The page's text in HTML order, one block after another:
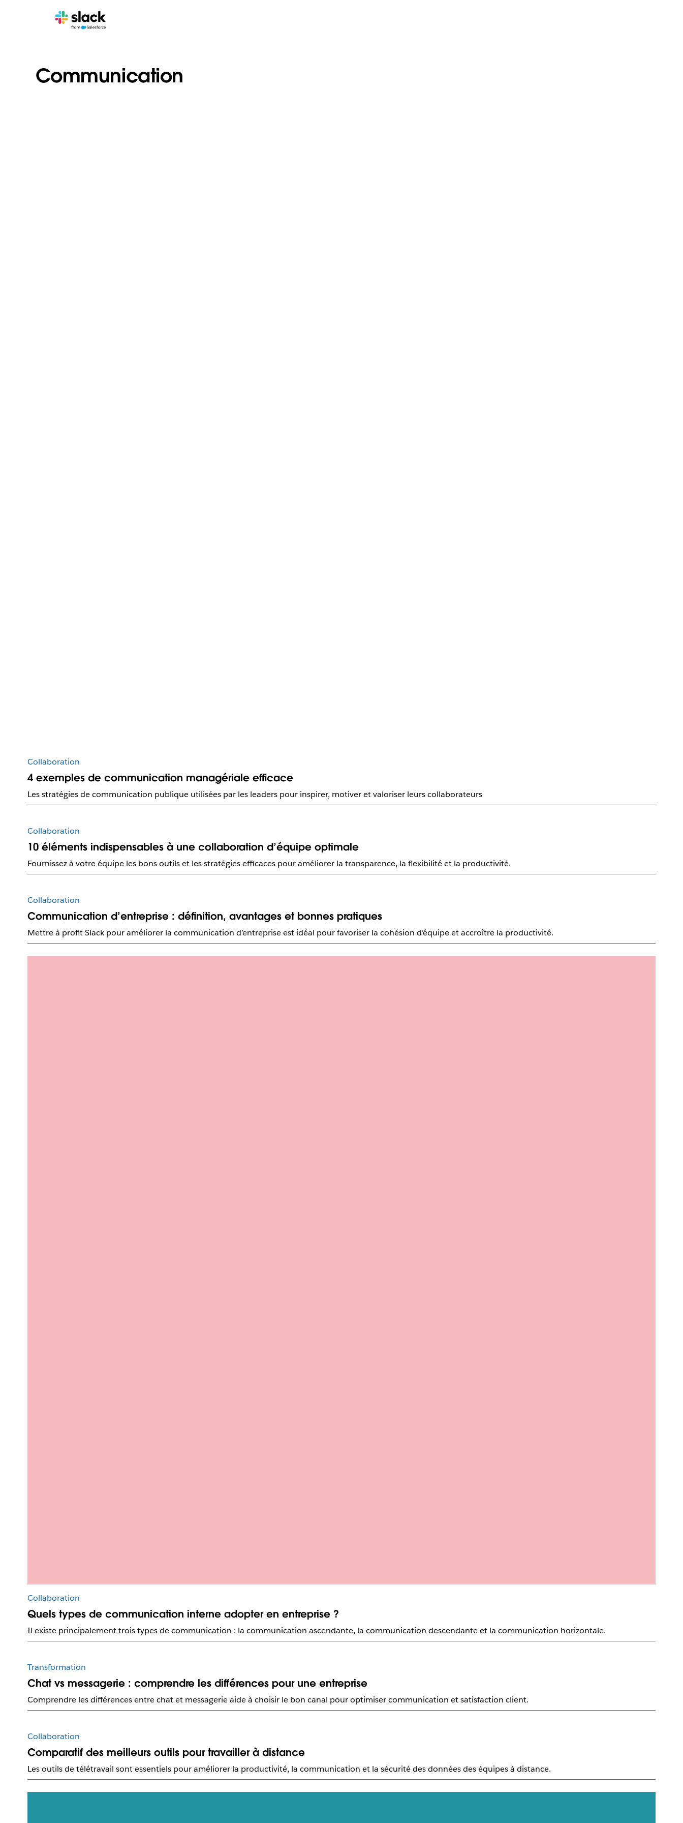
Communication
Collaboration
4 exemples de communication managériale efficace
Les stratégies de communication publique utilisées par les leaders pour inspirer, motiver et valoriser leurs collaborateurs
Collaboration
10 éléments indispensables à une collaboration d’équipe optimale
Fournissez à votre équipe les bons outils et les stratégies efficaces pour améliorer la transparence, la flexibilité et la productivité.
Collaboration
Communication d’entreprise : définition, avantages et bonnes pratiques
Mettre à profit Slack pour améliorer la communication d’entreprise est idéal pour favoriser la cohésion d’équipe et accroître la productivité.
Collaboration
Quels types de communication interne adopter en entreprise ?
Il existe principalement trois types de communication : la communication ascendante, la communication descendante et la communication horizontale.
Transformation
Chat vs messagerie : comprendre les différences pour une entreprise
Comprendre les différences entre chat et messagerie aide à choisir le bon canal pour optimiser communication et satisfaction client.
Collaboration
Comparatif des meilleurs outils pour travailler à distance
Les outils de télétravail sont essentiels pour améliorer la productivité, la communication et la sécurité des données des équipes à distance.